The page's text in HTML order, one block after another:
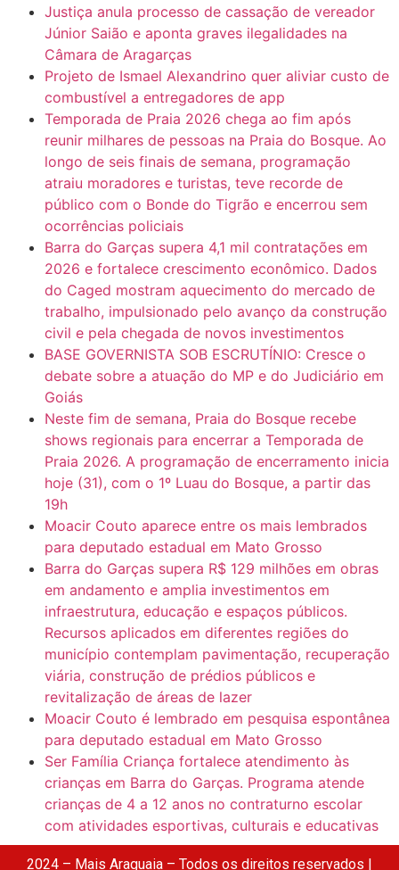
Justiça anula processo de cassação de vereador
Júnior Saião e aponta graves ilegalidades na
Câmara de Aragarças
Projeto de Ismael Alexandrino quer aliviar custo de
combustível a entregadores de app
Temporada de Praia 2026 chega ao fim após
reunir milhares de pessoas na Praia do Bosque. Ao
longo de seis finais de semana, programação
atraiu moradores e turistas, teve recorde de
público com o Bonde do Tigrão e encerrou sem
ocorrências policiais
Barra do Garças supera 4,1 mil contratações em
2026 e fortalece crescimento econômico. Dados
do Caged mostram aquecimento do mercado de
trabalho, impulsionado pelo avanço da construção
civil e pela chegada de novos investimentos
BASE GOVERNISTA SOB ESCRUTÍNIO: Cresce o
debate sobre a atuação do MP e do Judiciário em
Goiás
Neste fim de semana, Praia do Bosque recebe
shows regionais para encerrar a Temporada de
Praia 2026. A programação de encerramento inicia
hoje (31), com o 1º Luau do Bosque, a partir das
19h
Moacir Couto aparece entre os mais lembrados
para deputado estadual em Mato Grosso
Barra do Garças supera R$ 129 milhões em obras
em andamento e amplia investimentos em
infraestrutura, educação e espaços públicos.
Recursos aplicados em diferentes regiões do
município contemplam pavimentação, recuperação
viária, construção de prédios públicos e
revitalização de áreas de lazer
Moacir Couto é lembrado em pesquisa espontânea
para deputado estadual em Mato Grosso
Ser Família Criança fortalece atendimento às
crianças em Barra do Garças. Programa atende
crianças de 4 a 12 anos no contraturno escolar
com atividades esportivas, culturais e educativas
2024 – Mais Araguaia – Todos os direitos reservados |